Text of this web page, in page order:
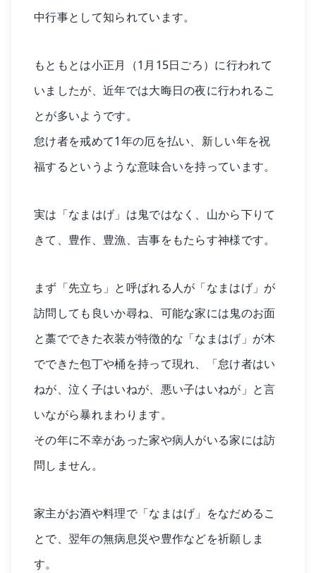
中行事として知られています。
もともとは小正月（1月15日ごろ）に行われて
いましたが、近年では大晦日の夜に行われるこ
とが多いようです。
怠け者を戒めて1年の厄を払い、新しい年を祝
福するというような意味合いを持っています。
実は「なまはげ」は鬼ではなく、山から下りて
きて、豊作、豊漁、吉事をもたらす神様です。
まず「先立ち」と呼ばれる人が「なまはげ」が
訪問しても良いか尋ね、可能な家には鬼のお面
と藁でできた衣装が特徴的な「なまはげ」が木
でできた包丁や桶を持って現れ、「怠け者はい
ねが、泣く子はいねが、悪い子はいねが」と言
いながら暴れまわります。
その年に不幸があった家や病人がいる家には訪
問しません。
家主がお酒や料理で「なまはげ」をなだめるこ
とで、翌年の無病息災や豊作などを祈願しま
す。